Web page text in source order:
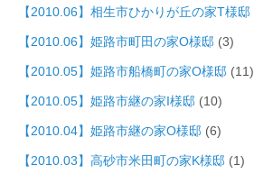
【2010.06】相生市ひかりが丘の家T様邸
【2010.06】姫路市町田の家O様邸 (3)
【2010.05】姫路市船橋町の家O様邸 (11)
【2010.05】姫路市継の家I様邸 (10)
【2010.04】姫路市継の家O様邸 (6)
【2010.03】高砂市米田町の家K様邸 (1)